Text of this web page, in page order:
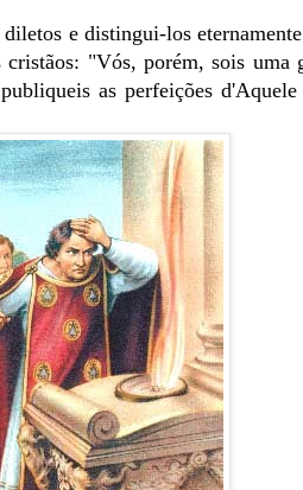
e distingui-los
"Vós, porém, sois uma
as perfeições